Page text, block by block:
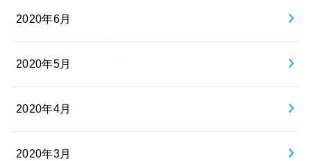
2020年6月
2020年5月
2020年4月
2020年3月